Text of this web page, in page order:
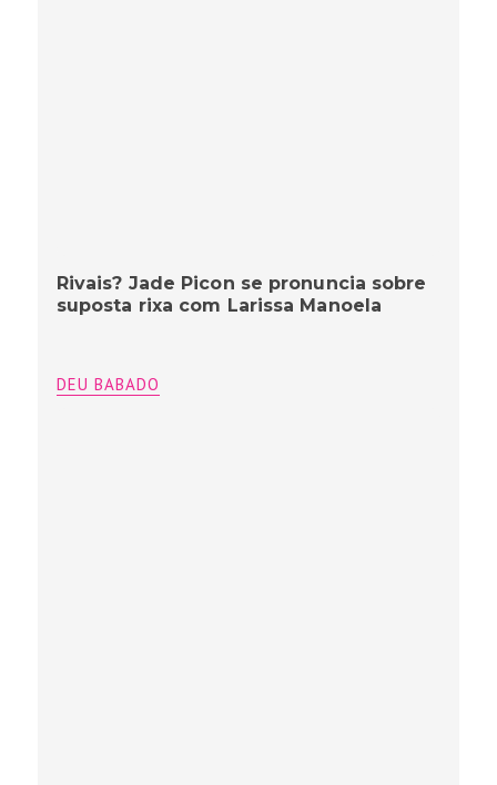
Rivais? Jade Picon se pronuncia sobre
suposta rixa com Larissa Manoela
DEU BABADO